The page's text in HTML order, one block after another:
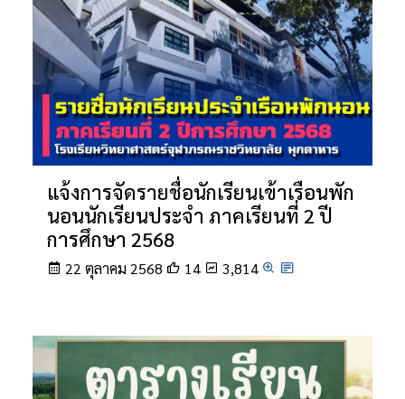
แจ้งการจัดรายชื่อนักเรียนเข้าเรือนพัก
นอนนักเรียนประจำ ภาคเรียนที่ 2 ปี
การศึกษา 2568
22 ตุลาคม 2568 14 3,814